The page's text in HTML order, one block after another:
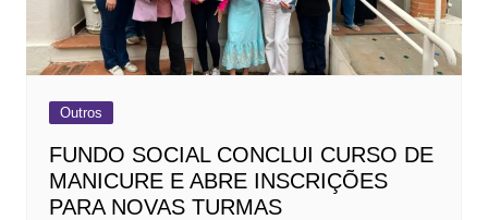
Outros
FUNDO SOCIAL CONCLUI CURSO DE
MANICURE E ABRE INSCRIÇÕES
PARA NOVAS TURMAS